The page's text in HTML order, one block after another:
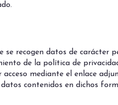
recogen datos de carácter
de la política de
mediante el enlace
contenidos en dichos